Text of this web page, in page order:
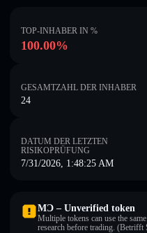
TOP-INHABER IN %
100.00%
GESAMTZAHL DER INHABER
24
DATUM DER LETZTEN
RISIKOPRÜFUNG
7/31/2026, 1:48:25 AM
MƆ – Unverified token
Multiple tokens can use the
research before trading. (Betrifft